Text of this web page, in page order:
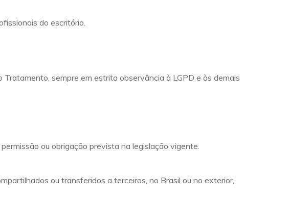
do escritório.
sempre em estrita observância à LGPD e às demais
ou obrigação prevista na legislação vigente.
ou transferidos a terceiros, no Brasil ou no exterior,